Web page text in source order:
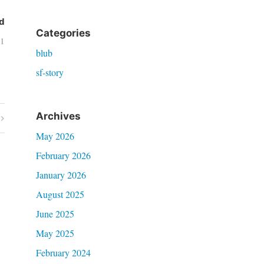
Categories
blub
sf-story
Archives
May 2026
February 2026
January 2026
August 2025
June 2025
May 2025
February 2024